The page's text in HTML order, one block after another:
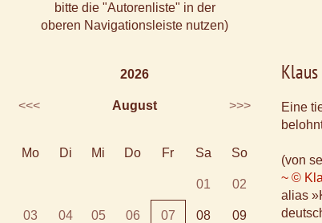
Eine
(von
~ ©
alias
bitte die "Autorenliste" in der
oberen Navigationsleiste nutzen)
2026
<<< August >>>
Mo Di Mi Do Fr Sa So
01 02
03 04 05 06 07 08 09